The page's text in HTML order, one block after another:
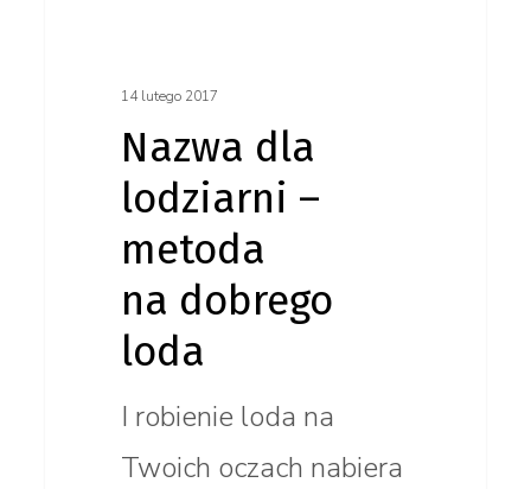
14 lutego 2017
Nazwa dla
lodziarni –
metoda
na dobrego
loda
I robienie loda na
Twoich oczach nabiera